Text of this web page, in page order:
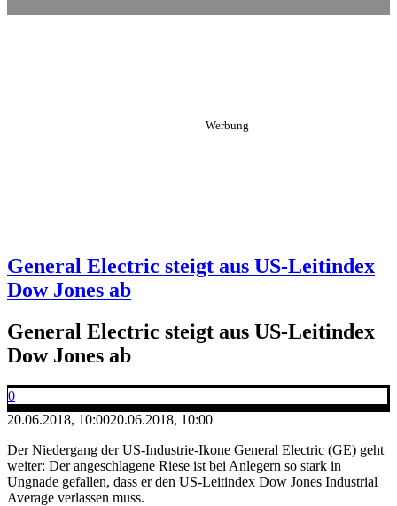
General Electric steigt aus US-Leitindex
Dow Jones ab
General Electric steigt aus US-Leitindex
Dow Jones ab
0
20.06.2018, 10:0020.06.2018, 10:00
Der Niedergang der US-Industrie-Ikone General Electric (GE) geht
weiter: Der angeschlagene Riese ist bei Anlegern so stark in
Ungnade gefallen, dass er den US-Leitindex Dow Jones Industrial
Average verlassen muss.